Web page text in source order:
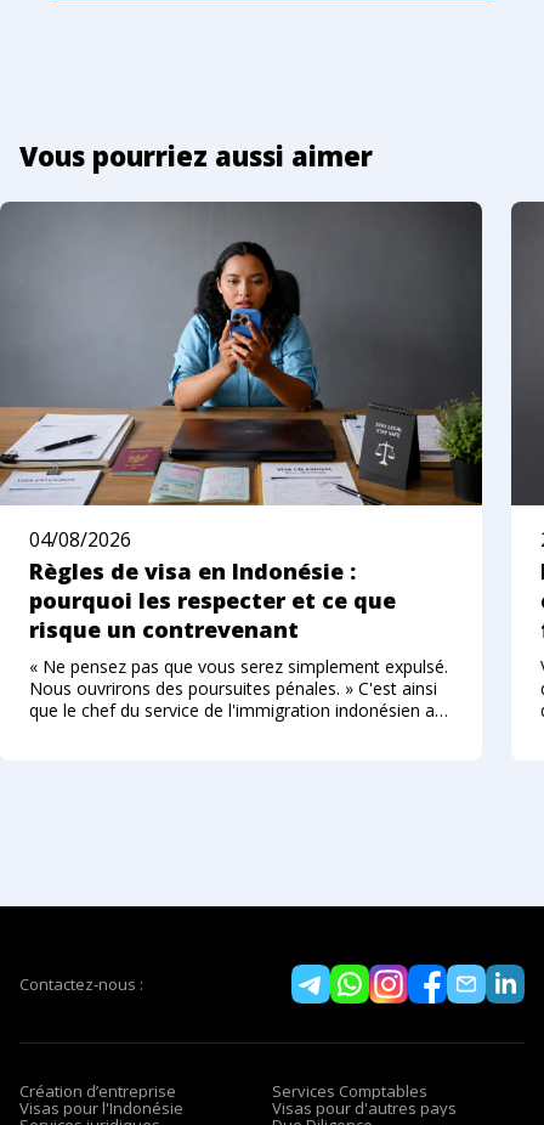
Vous pourriez aussi aimer
04/08/2026
Règles de visa en Indonésie :
pourquoi les respecter et ce que
risque un contrevenant
« Ne pensez pas que vous serez simplement expulsé.
Nous ouvrirons des poursuites pénales. » C'est ainsi
que le chef du service de l'immigration indonésien a
Contactez-nous :
Création d’entreprise
Visas pour l'Indonésie
Services Comptables
Visas pour d'autres pays